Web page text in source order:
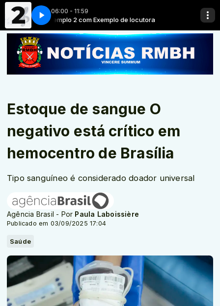
06:00 - 11:59
Exemplo 2 com Exemplo de locutora
Estoque de sangue O
negativo está crítico em
hemocentro de Brasília
Tipo sanguíneo é considerado doador universal
Agência Brasil - Por Paula Laboissière
Publicado em 03/09/2025 17:04
Saúde